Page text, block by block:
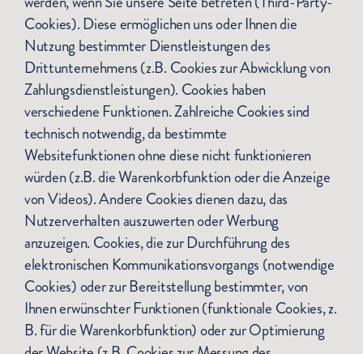
Cookies). Diese ermöglichen uns oder Ihnen die
Nutzung bestimmter Dienstleistungen des
Drittunternehmens (z.B. Cookies zur Abwicklung von
Zahlungsdienstleistungen). Cookies haben
verschiedene Funktionen. Zahlreiche Cookies sind
technisch notwendig, da bestimmte
Websitefunktionen ohne diese nicht funktionieren
würden (z.B. die Warenkorbfunktion oder die Anzeige
von Videos). Andere Cookies dienen dazu, das
Nutzerverhalten auszuwerten oder Werbung
anzuzeigen. Cookies, die zur Durchführung des
elektronischen Kommunikationsvorgangs (notwendige
Cookies) oder zur Bereitstellung bestimmter, von
Ihnen erwünschter Funktionen (funktionale Cookies, z.
B. für die Warenkorbfunktion) oder zur Optimierung